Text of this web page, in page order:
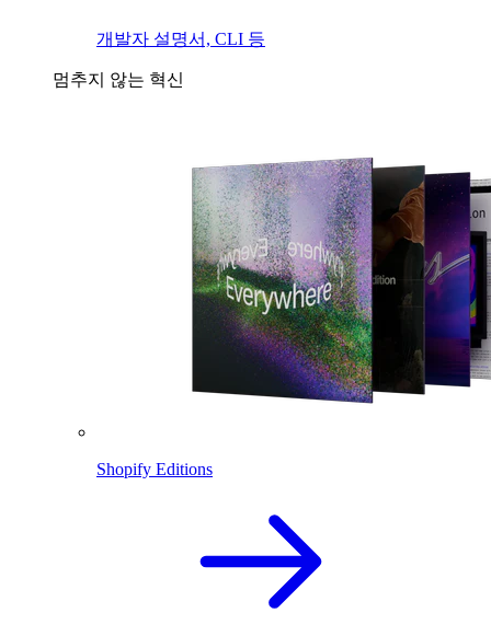
개발자 설명서, CLI 등
멈추지 않는 혁신
Shopify Editions